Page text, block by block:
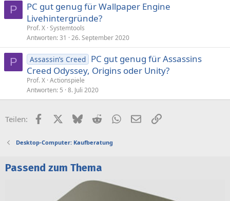
P
PC gut genug für Wallpaper Engine
Livehintergründe?
Prof. X Systemtools
Antworten 31 26. September 2020
P Assassin’s Creed PC gut genug für Assassins
Creed Odyssey, Origins oder Unity?
Prof. X Actionspiele
Antworten 5 8. Juli 2020
Teilen: FacebookX (Twitter)
BlueskyRedditWhatsApp
E-MailLink
Desktop-Computer: Kaufberatung
Passend zum Thema